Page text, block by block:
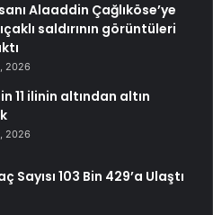
Alaaddin Çağlıköse’ye
saldırının görüntüleri
2026
11 ilinin altından altın
2026
Sayısı 103 Bin 429’a Ulaştı